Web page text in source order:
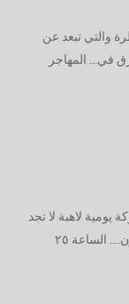
والتي تبعد عن
مكة اكثر من ٨ الف كيلو متر، توجه ماشياً نحو الشرق في... المهاجر
لاهبة لا تجد
٢٥